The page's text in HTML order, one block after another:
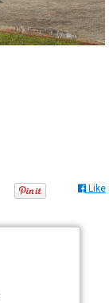
Like